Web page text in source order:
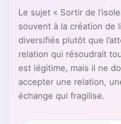
Le sujet « Sortir de
souvent à la création de
diversifiés plutôt que
relation qui résoudrait
est légitime, mais il ne
accepter une relation,
échange qui fragilise.